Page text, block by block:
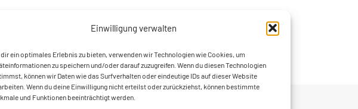
Einwilligung verwalten
dir ein optimales Erlebnis zu bieten, verwenden wir Technologien wie Cookies, um
zu speichern und/oder darauf zuzugreifen. Wenn du diesen Technologien
können wir Daten wie das Surfverhalten oder eindeutige IDs auf dieser Website
Wenn du deine Einwilligung nicht erteilst oder zurückziehst, können bestimmte
und Funktionen beeinträchtigt werden.